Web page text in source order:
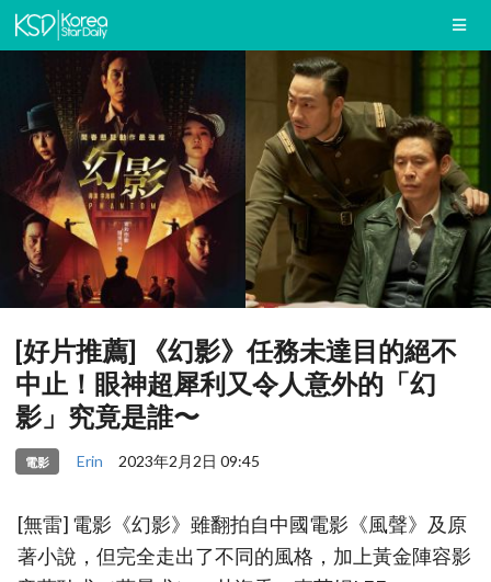
[好片推薦] 《幻影》任務未達目的絕不
中止！眼神超犀利又令人意外的「幻
影」究竟是誰〜
電影 Erin 2023年2月2日 09:45
[無雷] 電影《幻影》雖翻拍自中國電影《風聲》及原
著小說，但完全走出了不同的風格，加上黃金陣容影